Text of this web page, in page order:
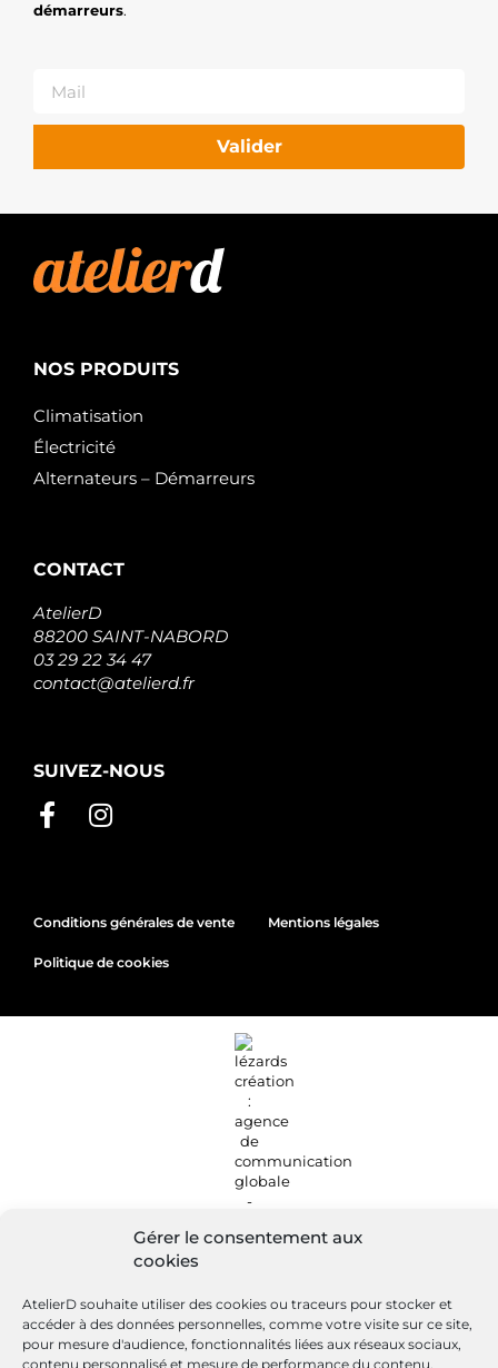
Gérer le consentement aux
cookies
AtelierD souhaite utiliser des cookies ou traceurs pour stocker et
accéder à des données personnelles, comme votre visite sur ce site,
pour mesure d'audience, fonctionnalités liées aux réseaux sociaux,
contenu personnalisé et mesure de performance du contenu,
démarreurs.
Valider
NOS PRODUITS
Climatisation
Électricité
Alternateurs – Démarreurs
CONTACT
AtelierD
88200 SAINT-NABORD
03 29 22 34 47
contact@atelierd.fr
SUIVEZ-NOUS
Conditions générales de vente Mentions légales
Politique de cookies
Site réalisé par LézardsCréation